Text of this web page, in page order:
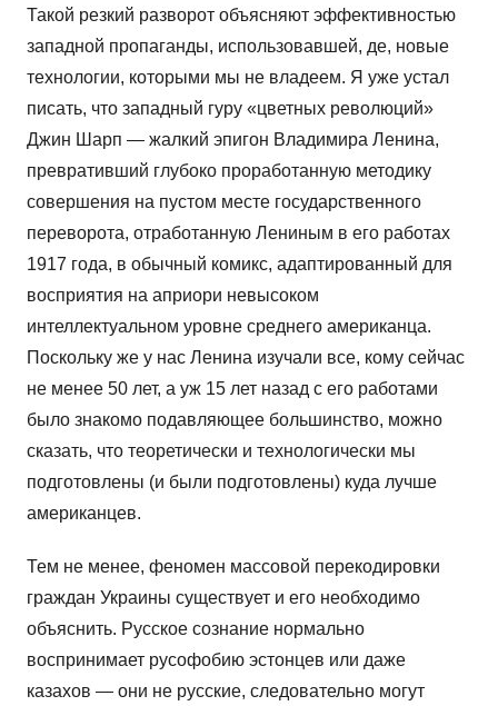
Такой резкий разворот объясняют эффективностью
западной пропаганды, использовавшей, де, новые
технологии, которыми мы не владеем. Я уже устал
писать, что западный гуру «цветных революций»
Джин Шарп — жалкий эпигон Владимира Ленина,
превративший глубоко проработанную методику
совершения на пустом месте государственного
переворота, отработанную Лениным в его работах
1917 года, в обычный комикс, адаптированный для
восприятия на априори невысоком
интеллектуальном уровне среднего американца.
Поскольку же у нас Ленина изучали все, кому сейчас
не менее 50 лет, а уж 15 лет назад с его работами
было знакомо подавляющее большинство, можно
сказать, что теоретически и технологически мы
подготовлены (и были подготовлены) куда лучше
американцев.
Тем не менее, феномен массовой перекодировки
граждан Украины существует и его необходимо
объяснить. Русское сознание нормально
воспринимает русофобию эстонцев или даже
казахов — они не русские, следовательно могут